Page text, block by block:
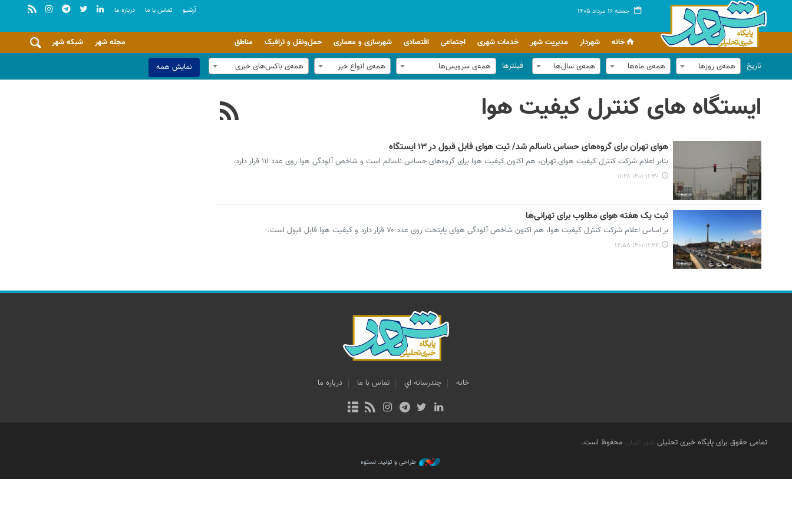
جمعه ۱۶ مرداد ۱۴۰۵ آرشيو تماس با ما درباره ما
خانه شهردار مدیریت شهر خدمات شهری اجتماعی اقتصادی شهرسازی و معماری حمل‌ونقل و ترافیک مناطق شبکه شهر
مجله شهر
تاریخ
همه‌ی روزها همه‌ی ماه‌ها همه‌ی سال‌ها فیلترها همه‌ی سرویس‌ها همه‌ی انواع خبر همه‌ی باکس‌های خبری نمایش همه
ایستگاه های کنترل کیفیت هوا
هوای تهران برای گروه‌های حساس ناسالم شد/ ثبت هوای قابل قبول در ۱۳ ایستگاه
بنابر اعلام شرکت کنترل کیفیت هوای تهران، هم اکنون کیفیت هوا برای گروه‌های حساس ناسالم است و شاخص آلودگی هوا روی عدد ۱۱۱ قرار دارد.
۱۴۰۱-۱۱-۳۰ ۱۱:۲۸
ثبت یک هفته هوای مطلوب برای تهرانی‌ها
بر اساس اعلام شرکت کنترل کیفیت هوا، هم اکنون شاخص آلودگی هوای پایتخت روی عدد ۷۰ قرار دارد و کیفیت هوا قابل قبول است.
۱۴۰۱-۱۱-۲۲ ۱۲:۵۸
خانه چندرسانه اي تماس با ما درباره ما
تمامی حقوق برای پایگاه خبری تحلیلی شهر تهران محفوظ است.
طراحی و تولید: نستوه